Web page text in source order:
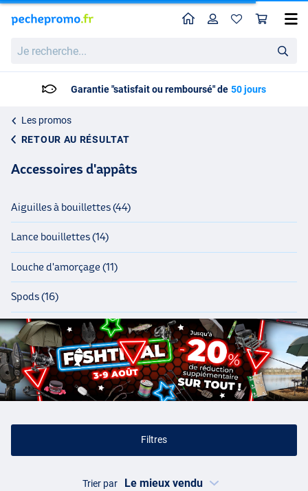
recherche...
HomeProfil
Livraison: 2 à 5 jours ouvrables
Les promos
RETOUR AU RÉSULTAT
Accessoires d'appâts
Aiguilles à bouillettes (44)
Lance bouillettes (14)
Louche d'amorçage (11)
Spods (16)
Filtres
Trier par